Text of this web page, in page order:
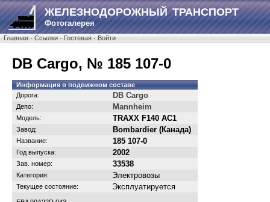
ЖЕЛЕЗНОДОРОЖНЫЙ ТРАНСПОРТ
Фотогалерея
Главная·Ссылки·Гостевая·Войти
DB Cargo, № 185 107-0
Информация о подвижном составе
Дорога:
DB Cargo
Депо: Mannheim
Модель: TRAXX F140 AC1
Завод: Bombardier (Канада)
Название: 185 107-0
Год выпуска: 2002
Зав. номер: 33538
Категория: Электровозы
Текущее состояние: Эксплуатируется